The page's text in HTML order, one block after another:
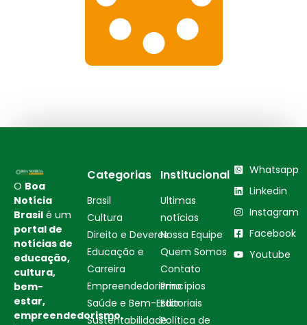
O Boa
Notícia
Brasil é um
portal de
notícias de
educação,
cultura,
bem-
estar,
empreendedorismo,
Categorias
Brasil
Cultura
Direito e Deveres
Educação e
Carreira
Empreendedorismo
Saúde e Bem-Estar
Sustentabilidade
Institucional
Ultimas
notícias
Nossa Equipe
Quem Somos
Contato
Princípios
Editoriais
Política de
Whatsapp
Linkedin
Instagram
Facebook
Youtube